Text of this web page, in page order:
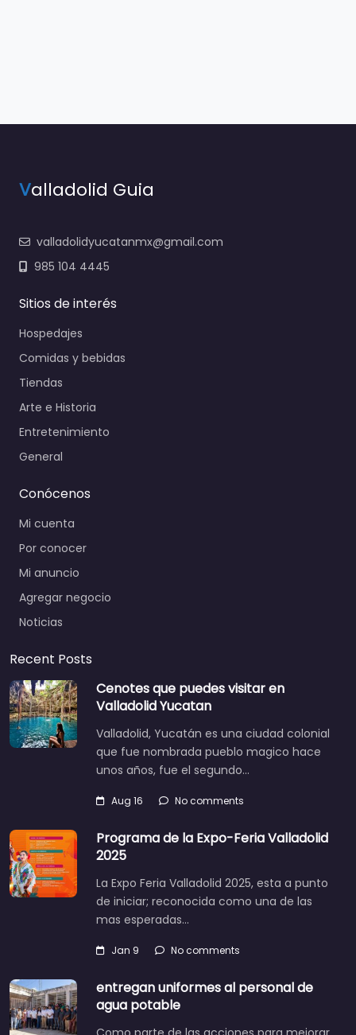
Valladolid Guia
valladolidyucatanmx@gmail.com
985 104 4445
Sitios de interés
Hospedajes
Comidas y bebidas
Tiendas
Arte e Historia
Entretenimiento
General
Conócenos
Mi cuenta
Por conocer
Mi anuncio
Agregar negocio
Noticias
Recent Posts
Cenotes que puedes visitar en
Valladolid Yucatan
Valladolid, Yucatán es una ciudad colonial
que fue nombrada pueblo magico hace
unos años, fue el segundo…
Aug 16 No comments
Programa de la Expo-Feria Valladolid
2025
La Expo Feria Valladolid 2025, esta a punto
de iniciar; reconocida como una de las
mas esperadas…
Jan 9 No comments
entregan uniformes al personal de
agua potable